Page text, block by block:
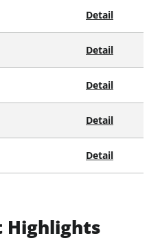
Detail
Detail
Detail
Detail
Detail
Highlights